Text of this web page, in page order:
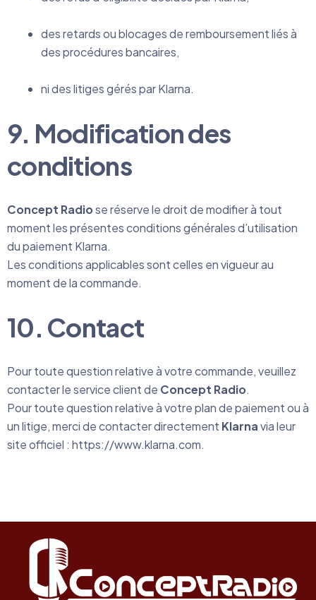
des retards ou blocages de remboursement liés à
des procédures bancaires,
ni des litiges gérés par Klarna.
9. Modification des
conditions
Concept Radiose réserve le droit de modifier à tout
moment les présentes conditions générales d’utilisation
du paiement Klarna.
Les conditions applicables sont celles en vigueur au
moment de la commande.
10. Contact
Pour toute question relative à votre commande, veuillez
contacter le service client de Concept Radio.
Pour toute question relative à votre plan de paiement ou à
un litige, merci de contacter directement Klarnavia leur
site officiel : https://www.klarna.com.